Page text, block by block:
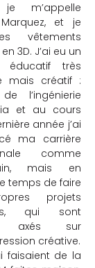
je m’appelle
et je
vêtements
3D. J’ai eu un
éducatif très
mais créatif :
l’ingénierie
et au cours
année j’ai
ma carrière
comme
mais en
temps de faire
projets
qui sont
axés sur
créative.
faisaient de la